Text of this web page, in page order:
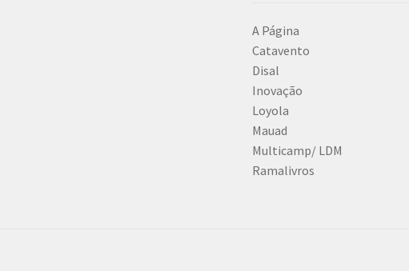
A Página
Catavento
Disal
Inovação
Loyola
Mauad
Multicamp/ LDM
Ramalivros